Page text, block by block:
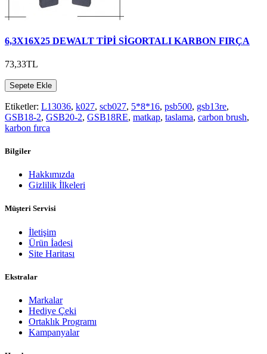
6,3X16X25 DEWALT TİPİ SİGORTALI KARBON FIRÇA
73,33TL
Sepete Ekle
Etiketler: L13036, k027, scb027, 5*8*16, psb500, gsb13re,
GSB18-2, GSB20-2, GSB18RE, matkap, taslama, carbon brush,
karbon fırca
Bilgiler
Hakkımızda
Gizlilik İlkeleri
Müşteri Servisi
İletişim
Ürün İadesi
Site Haritası
Ekstralar
Markalar
Hediye Çeki
Ortaklık Programı
Kampanyalar